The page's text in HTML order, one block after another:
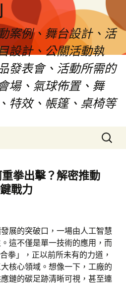
案例、舞台設計、活
設計、公關活動執
發表會、活動所需的
場、氣球佈置、舞
特效、帳篷、桌椅等
搜
尋
字:
拳出擊？解密推動
戰力
展的突破口，一場由人工智慧
這不僅是單一技術的應用，而
拳」，正以前所未有的力道，
核心領域。想像一下，工廠的
鏈的碳足跡清晰可視，甚至連